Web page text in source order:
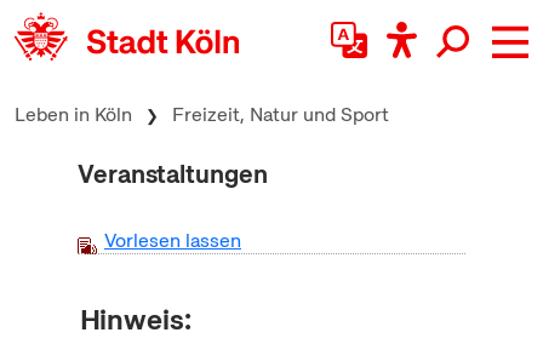
zum Inhalt springen
Leben in Köln Freizeit, Natur und Sport
Veranstaltungen
Vorlesen lassen
Hinweis: